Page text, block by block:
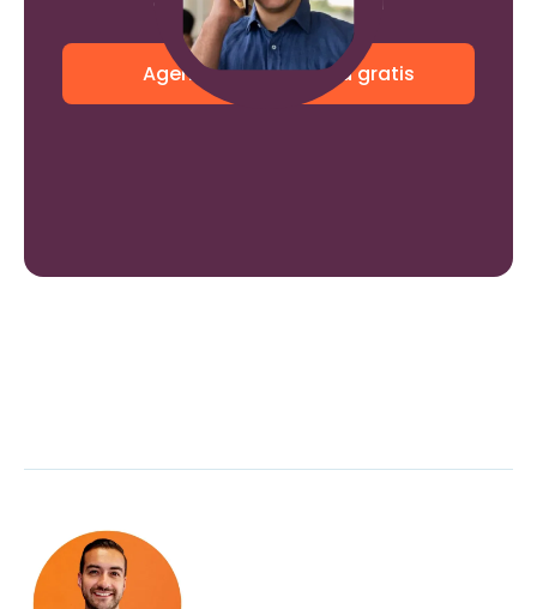
Agenda una asesoría gratis